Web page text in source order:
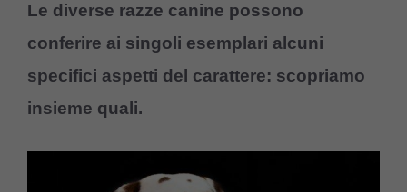
Le diverse razze canine possono
conferire ai singoli esemplari alcuni
specifici aspetti del carattere: scopriamo
insieme quali.